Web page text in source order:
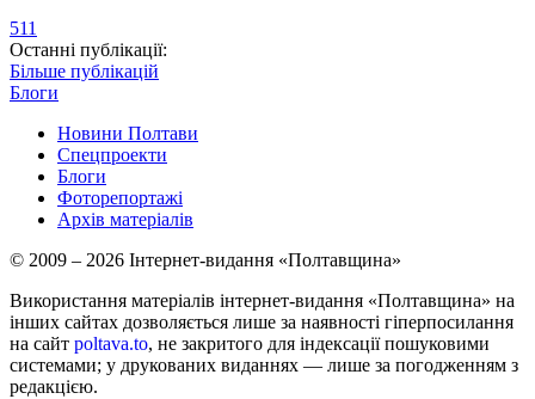
511
Останні публікації:
Більше публікацій
Блоги
Новини Полтави
Спецпроекти
Блоги
Фоторепортажі
Архів матеріалів
© 2009 – 2026 Інтернет-видання «Полтавщина»
Використання матеріалів інтернет-видання «Полтавщина» на
інших сайтах дозволяється лише за наявності гіперпосилання
на сайт poltava.to, не закритого для індексації пошуковими
системами; у друкованих виданнях — лише за погодженням з
редакцією.